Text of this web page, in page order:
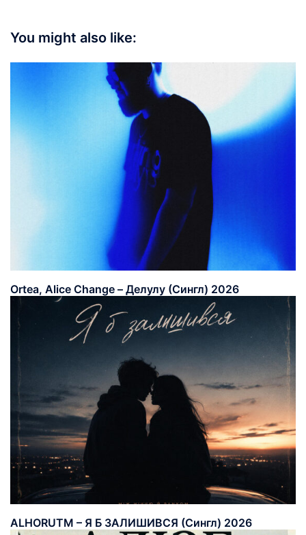
You might also like:
Ortea, Alice Change – Делулу (Сингл) 2026
ALHORUTM – Я Б ЗАЛИШИВСЯ (Сингл) 2026